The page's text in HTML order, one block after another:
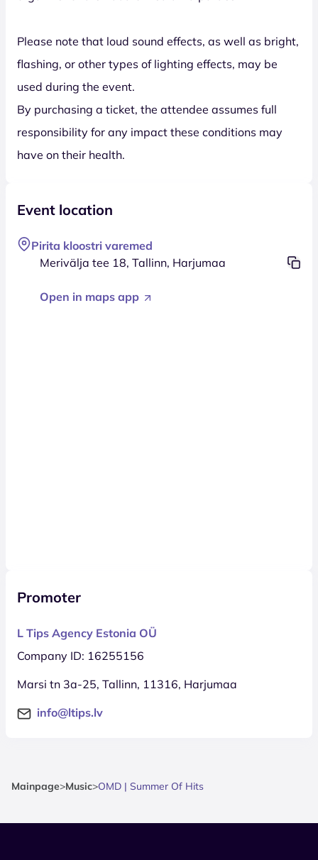
Please note that loud sound effects, as well as bright,
flashing, or other types of lighting effects, may be
used during the event.
By purchasing a ticket, the attendee assumes full
responsibility for any impact these conditions may
have on their health.
Event location
Pirita kloostri varemed
Merivälja tee 18, Tallinn, Harjumaa
Open in maps app
Promoter
L Tips Agency Estonia OÜ
Company ID: 16255156
Marsi tn 3a-25, Tallinn, 11316, Harjumaa
info@ltips.lv
Mainpage>Music>OMD | Summer Of Hits